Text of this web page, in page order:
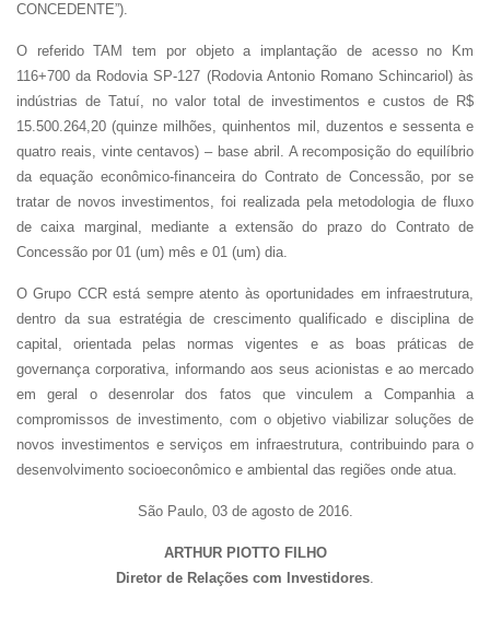
CONCEDENTE”).
O referido TAM tem por objeto a implantação de acesso no Km
116+700 da Rodovia SP-127 (Rodovia Antonio Romano Schincariol) às
indústrias de Tatuí, no valor total de investimentos e custos de R$
15.500.264,20 (quinze milhões, quinhentos mil, duzentos e sessenta e
quatro reais, vinte centavos) – base abril. A recomposição do equilíbrio
da equação econômico-financeira do Contrato de Concessão, por se
tratar de novos investimentos, foi realizada pela metodologia de fluxo
de caixa marginal, mediante a extensão do prazo do Contrato de
Concessão por 01 (um) mês e 01 (um) dia.
O Grupo CCR está sempre atento às oportunidades em infraestrutura,
dentro da sua estratégia de crescimento qualificado e disciplina de
capital, orientada pelas normas vigentes e as boas práticas de
governança corporativa, informando aos seus acionistas e ao mercado
em geral o desenrolar dos fatos que vinculem a Companhia a
compromissos de investimento, com o objetivo viabilizar soluções de
novos investimentos e serviços em infraestrutura, contribuindo para o
desenvolvimento socioeconômico e ambiental das regiões onde atua.
São Paulo, 03 de agosto de 2016.
ARTHUR PIOTTO FILHO
Diretor de Relações com Investidores.
Empresa
Perfil
Grupos
Li e concordo com osTermos de Uso ePolítica de
Privacidade
Enviar